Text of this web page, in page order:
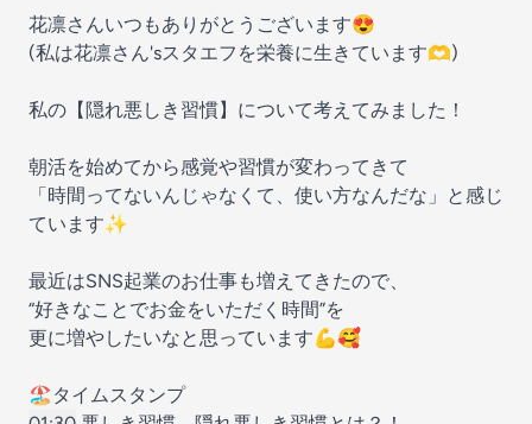
花凛さんいつもありがとうございます😍
(私は花凛さん'sスタエフを栄養に生きています🫶)
私の【隠れ悪しき習慣】について考えてみました！
朝活を始めてから感覚や習慣が変わってきて
「時間ってないんじゃなくて、使い方なんだな」と感じ
ています✨
最近はSNS起業のお仕事も増えてきたので、
“好きなことでお金をいただく時間”を
更に増やしたいなと思っています💪🥰
🏖️タイムスタンプ